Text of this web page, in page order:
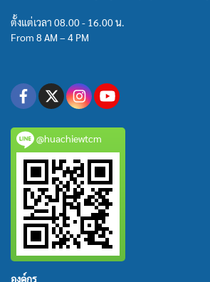
ตั้งแต่เวลา 08.00 - 16.00 น.
From 8 AM – 4 PM
@huachiewtcm
องค์กร